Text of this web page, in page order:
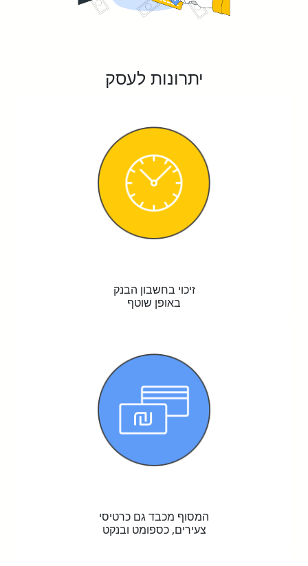
יתרונות לעסק
זיכוי בחשבון הבנק
באופן שוטף
המסוף מכבד גם כרטיסי
צעירים, כספומט ובנקט